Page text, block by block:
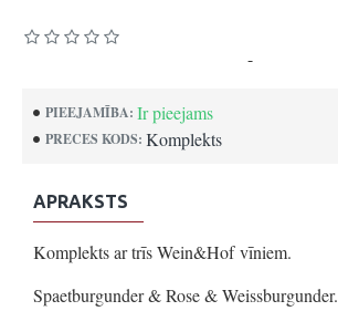
PIEEJAMĪBA: Ir pieejams
PRECES KODS: Komplekts
-
APRAKSTS
Komplekts ar trīs Wein&Hof vīniem.
Spaetburgunder & Rose & Weissburgunder.